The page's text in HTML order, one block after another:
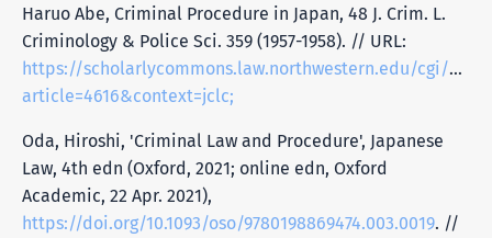
Haruo Abe, Criminal Procedure in Japan, 48 J. Crim. L.
Criminology & Police Sci. 359 (1957-1958). // URL:
https://scholarlycommons.law.northwestern.edu/cgi/
article=4616&context=jclc;
Oda, Hiroshi, 'Criminal Law and Procedure', Japanese
Law, 4th edn (Oxford, 2021; online edn, Oxford
Academic, 22 Apr. 2021),
https://doi.org/10.1093/oso/9780198869474.003.0019. //